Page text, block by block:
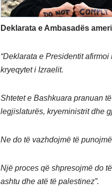
Deklarata e Ambasadës
“Deklarata e Presidentit
kryeqytet i Izraelit.
Shtetet e Bashkuara pranuan
legjislaturës, kryeministrit dhe
Ne do të vazhdojmë të
Një proces që shpresojmë do
ashtu dhe atë të palestinez”.